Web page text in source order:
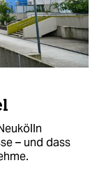
– und dass